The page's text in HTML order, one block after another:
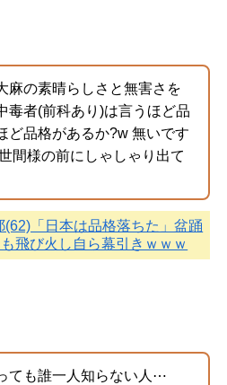
麻の素晴らしさと無害さを
毒者(前科あり)は言うほど品
ど品格があるか?w 無いです
間様の前にしゃしゃり出て
(62)「日本は品格落ちた」盆踊
飛び火し自ら幕引きｗｗｗ
ても誰一人知らない人⋯